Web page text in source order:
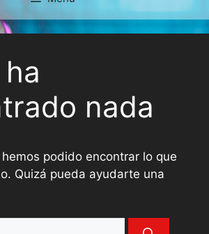
nada
podido encontrar lo que
Quizá pueda ayudarte una